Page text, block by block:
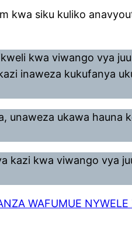
kwa siku kuliko
kwa viwango vya
inaweza kukufanya
unaweza ukawa hauna
kazi kwa viwango vya
WAFUMUE NYWELE